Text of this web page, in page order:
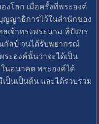
งโลก เมื่อครั้งที่พระองค์
ญญาธิการไว้ในสำนักของ
เจ้าทรงพระนาม ทีปังกร
กัลป์ จนได้รับพยากรณ์
ะองค์นั้นว่าจะได้เป็น
นอนาคต พระองค์ได้
นเป็นต้น และได้รวบรวม